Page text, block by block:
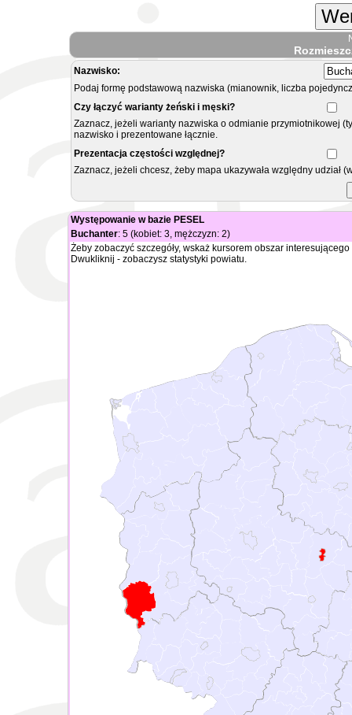
Nazwisko:
Podaj formę podstawową nazwiska (mianownik, liczba
Czy łączyć warianty żeński i męski?
Zaznacz, jeżeli warianty nazwiska o odmianie przymiotnikowej
nazwisko i prezentowane łącznie.
Prezentacja częstości względnej?
Zaznacz, jeżeli chcesz, żeby mapa ukazywała względny
Występowanie w bazie PESEL
Buchanter: 5 (kobiet: 3, mężczyzn: 2)
Żeby zobaczyć szczegóły, wskaż kursorem obszar
Dwukliknij - zobaczysz statystyki powiatu.